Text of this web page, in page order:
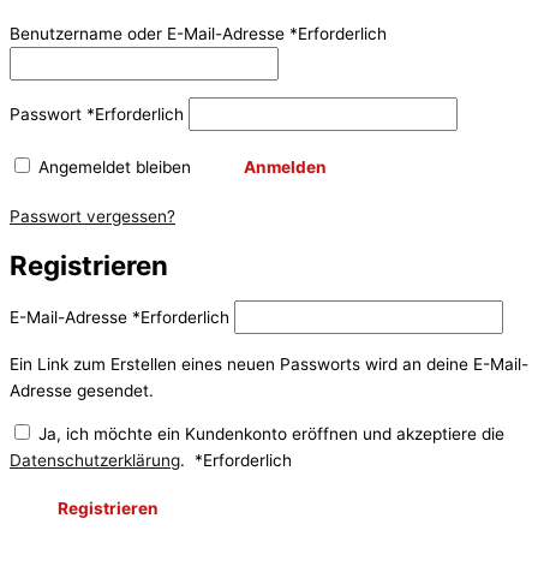
Benutzername oder E-Mail-Adresse *Erforderlich
Passwort *Erforderlich
Angemeldet bleiben Anmelden
Passwort vergessen?
Registrieren
E-Mail-Adresse *Erforderlich
Ein Link zum Erstellen eines neuen Passworts wird an deine E-Mail-
Adresse gesendet.
Ja, ich möchte ein Kundenkonto eröffnen und akzeptiere die
Datenschutzerklärung. *Erforderlich
Registrieren